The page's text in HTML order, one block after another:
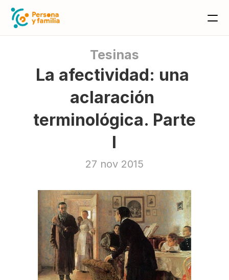
Tesinas
La afectividad: una
aclaración
terminológica. Parte
I
27 nov 2015